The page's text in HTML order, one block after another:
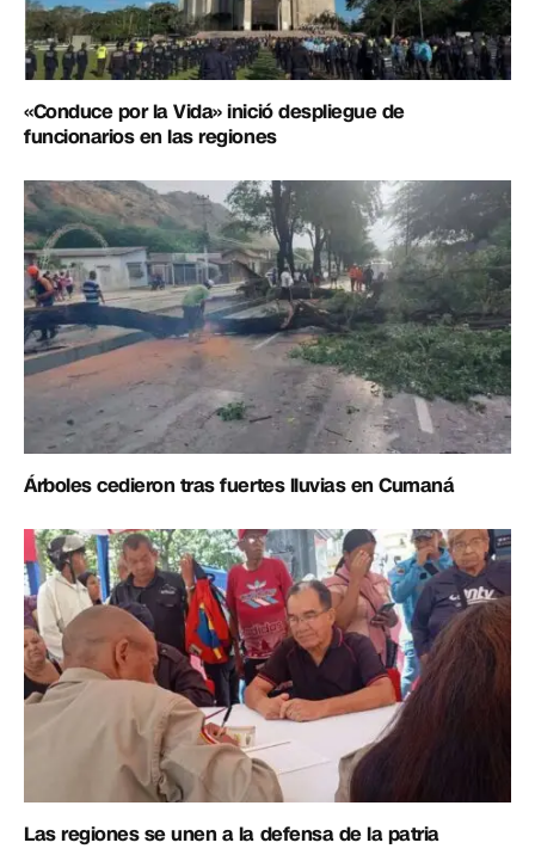
«Conduce por la Vida» inició despliegue de
funcionarios en las regiones
Árboles cedieron tras fuertes lluvias en Cumaná
Las regiones se unen a la defensa de la patria